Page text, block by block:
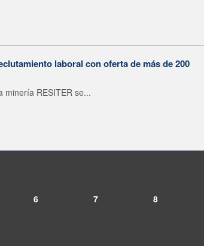
laboral con oferta de más de 200
minería RESITER se...
6 7 8